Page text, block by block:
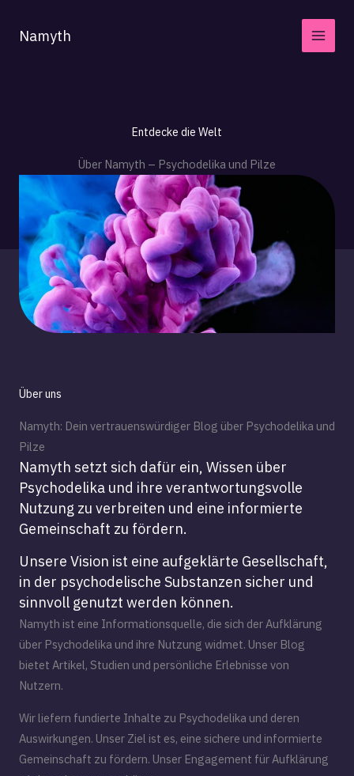
InhaltNamyth
Entdecke die Welt
Über Namyth – Psychodelika und Pilze
Über uns
Namyth: Dein vertrauenswürdiger Blog über Psychodelika und
Pilze
Namyth setzt sich dafür ein, Wissen über
Psychodelika und ihre verantwortungsvolle
Nutzung zu verbreiten und eine informierte
Gemeinschaft zu fördern.
Unsere Vision ist eine aufgeklärte Gesellschaft,
in der psychodelische Substanzen sicher und
sinnvoll genutzt werden können.
Namyth ist eine Informationsquelle, die sich der Aufklärung
über Psychodelika und ihre Nutzung widmet. Unser Blog
bietet Artikel, Studien und persönliche Erlebnisse von
Nutzern.
Wir liefern fundierte Inhalte zu Psychodelika und deren
Auswirkungen. Unser Ziel ist es, eine sichere und informierte
Gemeinschaft zu fördern. Unser Engagement für Aufklärung